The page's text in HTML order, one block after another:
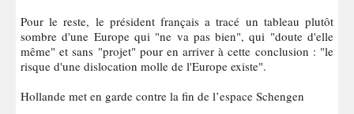
Pour le reste, le président français a tracé un tableau plutôt
sombre d'une Europe qui "ne va pas bien", qui "doute d'elle
même" et sans "projet" pour en arriver à cette conclusion : "le
risque d'une dislocation molle de l'Europe existe".
Hollande met en garde contre la fin de l’espace Schengen